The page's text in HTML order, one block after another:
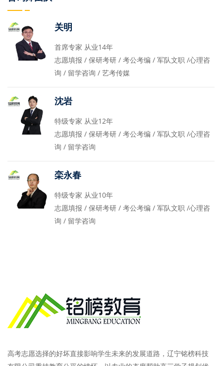
关明
首席专家 从业14年
志愿填报 / 保研考研 / 考公考编 / 军队文职 /心理咨
询 / 留学咨询 / 艺考传媒
沈岩
特级专家 从业12年
志愿填报 / 保研考研 / 考公考编 / 军队文职 /心理咨
询 / 留学咨询
栾永春
特级专家 从业10年
志愿填报 / 保研考研 / 考公考编 / 军队文职 /心理咨
询 / 留学咨询
高考志愿选择的好坏直接影响学生未来的发展道路，辽宁铭榜科技